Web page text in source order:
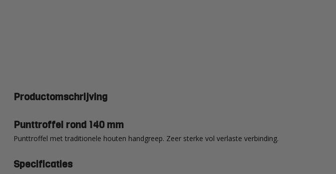
Productomschrijving
Punttroffel rond 140 mm
Punttroffel met traditionele houten handgreep. Zeer sterke vol verlaste verbinding.
Specificaties